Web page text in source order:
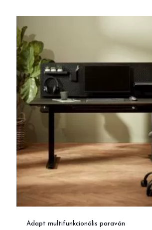
Adapt multifunkcionális paraván